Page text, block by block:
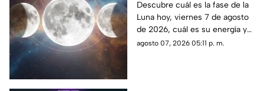
viernes 7 de agosto de
2026: ¿Cómo se verá el
astro durante la noche?
Descubre cuál es la fase de la
Luna hoy, viernes 7 de agosto
de 2026, cuál es su energía y
cómo nos podría afectar.
agosto 07, 2026 05:11 p. m.